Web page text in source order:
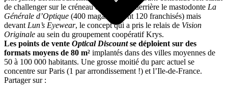
de challenger sur le créneau du prix bas, derrière le mastodonte La
Générale d’Optique (400 magasins dont 120 franchisés) mais
devant Lun’s Eyewear, le concept qui a pris le relais de Vision
Originale au sein du groupement coopératif Krys.
Les points de vente Optical Discountse déploient sur des
formats moyens de 80 m² implantés dans des villes moyennes de
50 à 100 000 habitants. Une grosse moitié du parc actuel se
concentre sur Paris (1 par arrondissement !) et l’Ile-de-France.
Partager sur :